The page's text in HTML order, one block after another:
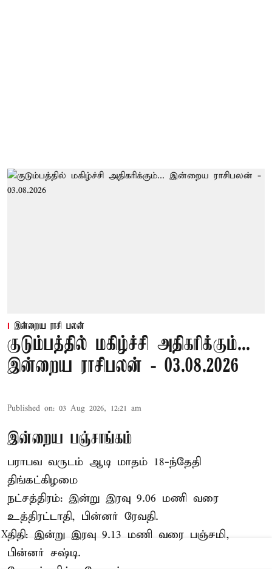
இன்றைய ராசி பலன்
குடும்பத்தில் மகிழ்ச்சி அதிகரிக்கும்...
இன்றைய ராசிபலன் - 03.08.2026
Published on: 03 Aug 2026, 12:21 am
இன்றைய பஞ்சாங்கம்
பராபவ வருடம் ஆடி மாதம் 18-ந்தேதி
திங்கட்கிழமை
நட்சத்திரம்: இன்று இரவு 9.06 மணி வரை
உத்திரட்டாதி, பின்னர் ரேவதி.
திதி: இன்று இரவு 9.13 மணி வரை பஞ்சமி,
பின்னர் சஷ்டி.
X